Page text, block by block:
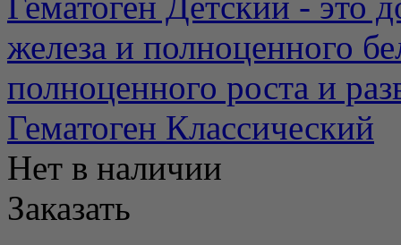
железа и полноценного
полноценного роста и
Гематоген Классический
Нет в наличии
Заказать